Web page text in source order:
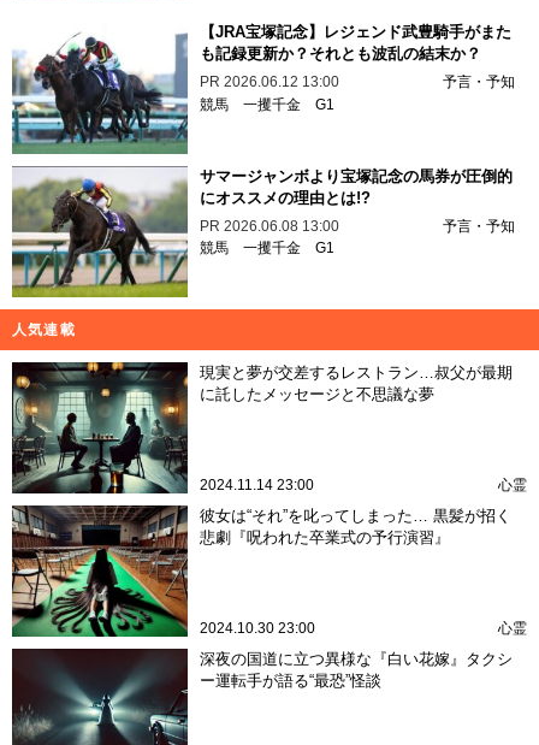
【JRA宝塚記念】レジェンド武豊騎手がまた
も記録更新か？それとも波乱の結末か？
PR 2026.06.12 13:00
予言・予知
競馬 一攫千金 G1
サマージャンボより宝塚記念の馬券が圧倒的
にオススメの理由とは!?
PR 2026.06.08 13:00
予言・予知
競馬 一攫千金 G1
人気連載
現実と夢が交差するレストラン…叔父が最期
に託したメッセージと不思議な夢
2024.11.14 23:00 心霊
彼女は“それ”を叱ってしまった… 黒髪が招く
悲劇『呪われた卒業式の予行演習』
2024.10.30 23:00 心霊
深夜の国道に立つ異様な『白い花嫁』タクシ
ー運転手が語る“最恐”怪談